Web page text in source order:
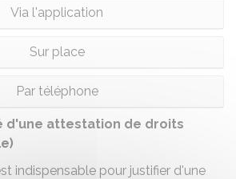
Via l'application
Sur place
Par téléphone
d'une attestation de droits
indispensable pour justifier d'une